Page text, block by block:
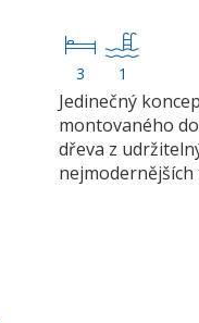
3 1
Jedinečný
montovaného
dřeva z